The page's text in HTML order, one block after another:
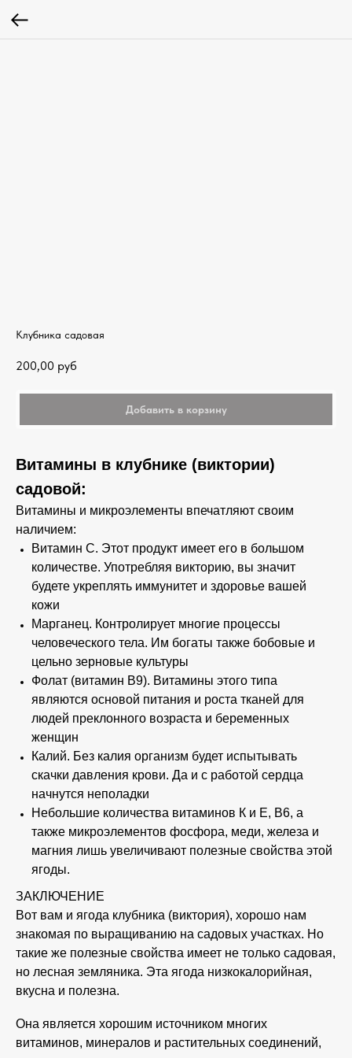
Клубника садовая
200,00 руб
Добавить в корзину
Витамины в клубнике (виктории)
садовой:
Витамины и микроэлементы впечатляют своим
наличием:
Витамин С. Этот продукт имеет его в большом
количестве. Употребляя викторию, вы значит
будете укреплять иммунитет и здоровье вашей
кожи
Марганец. Контролирует многие процессы
человеческого тела. Им богаты также бобовые и
цельно зерновые культуры
Фолат (витамин В9). Витамины этого типа
являются основой питания и роста тканей для
людей преклонного возраста и беременных
женщин
Калий. Без калия организм будет испытывать
скачки давления крови. Да и с работой сердца
начнутся неполадки
Небольшие количества витаминов К и Е, В6, а
также микроэлементов фосфора, меди, железа и
магния лишь увеличивают полезные свойства этой
ягоды.
ЗАКЛЮЧЕНИЕ
Вот вам и ягода клубника (виктория), хорошо нам
знакомая по выращиванию на садовых участках. Но
такие же полезные свойства имеет не только садовая,
но лесная земляника. Эта ягода низкокалорийная,
вкусна и полезна.
Она является хорошим источником многих
витаминов, минералов и растительных соединений,